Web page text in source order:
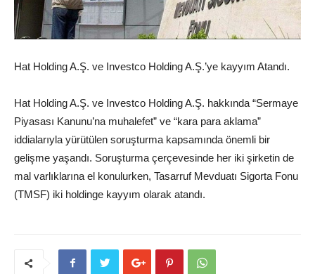
Hat Holding A.Ş. ve Investco Holding A.Ş.’ye kayyım Atandı.
Hat Holding A.Ş. ve Investco Holding A.Ş. hakkında “Sermaye
Piyasası Kanunu’na muhalefet” ve “kara para aklama”
iddialarıyla yürütülen soruşturma kapsamında önemli bir
gelişme yaşandı. Soruşturma çerçevesinde her iki şirketin de
mal varlıklarına el konulurken, Tasarruf Mevduatı Sigorta Fonu
(TMSF) iki holdinge kayyım olarak atandı.